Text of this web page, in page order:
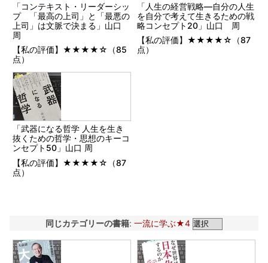
「コンテキスト・リーダーシッ
プ 「最高の上司」と「最悪の
上司」は文脈で決まる」山口
周
【私の評価】★★★★☆（85
点）
「人生の経営戦略―自分の人生
を自分で考えて生きるための戦
略コンセプト20」山口 周
【私の評価】★★★★☆（87
点）
「武器になる哲学 人生を生き
抜くための哲学・思想のキーコ
ンセプト50」山口 周
【私の評価】★★★★☆（87
点）
同じカテゴリーの書籍: 一流に学ぶ★4